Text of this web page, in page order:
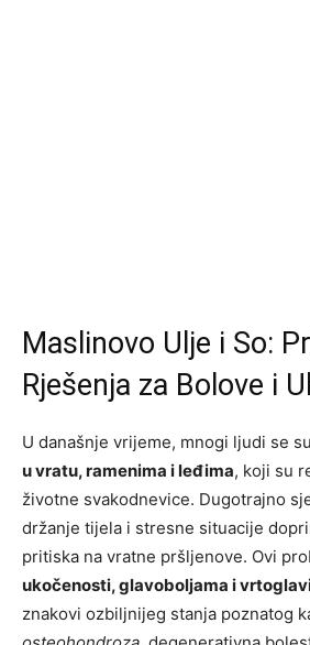
Maslinovo Ulje i So:
Rješenja za Bolove i
U današnje vrijeme, mnogi ljudi se
u vratu, ramenima i leđima, koji su
životne svakodnevice. Dugotrajno
držanje tijela i stresne situacije
pritiska na vratne pršljenove. Ovi
ukočenosti, glavoboljama i
znakovi ozbiljnijeg stanja poznatog